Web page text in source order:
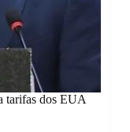
tarifas dos EUA